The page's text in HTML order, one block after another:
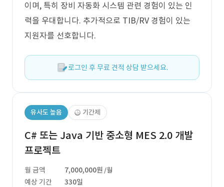
이며, 특히 장비 자동화 시스템 관련 경험이 있는 인
력을 우대합니다. 추가적으로 TIB/RV 경험이 있는
지원자를 선호합니다.
로그인 후 무료 견적 상담 받으세요.
유사도 높음 기간제
C# 또는 Java 기반 중소형 MES 2.0 개발
프로젝트
월 금액 7,000,000원 /월
예상 기간
330일